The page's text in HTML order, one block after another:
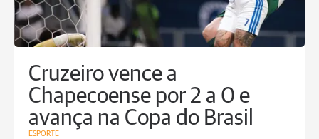
Cruzeiro vence a
Chapecoense por 2 a 0 e
avança na Copa do Brasil
ESPORTE